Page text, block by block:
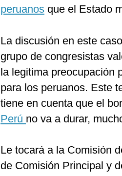
peruanos que el Estado
La discusión en este
grupo de congresistas
la legitima preocupación
para los peruanos. Este
tiene en cuenta que el
Perú no va a durar,
Le tocará a la Comisión
de Comisión Principal y